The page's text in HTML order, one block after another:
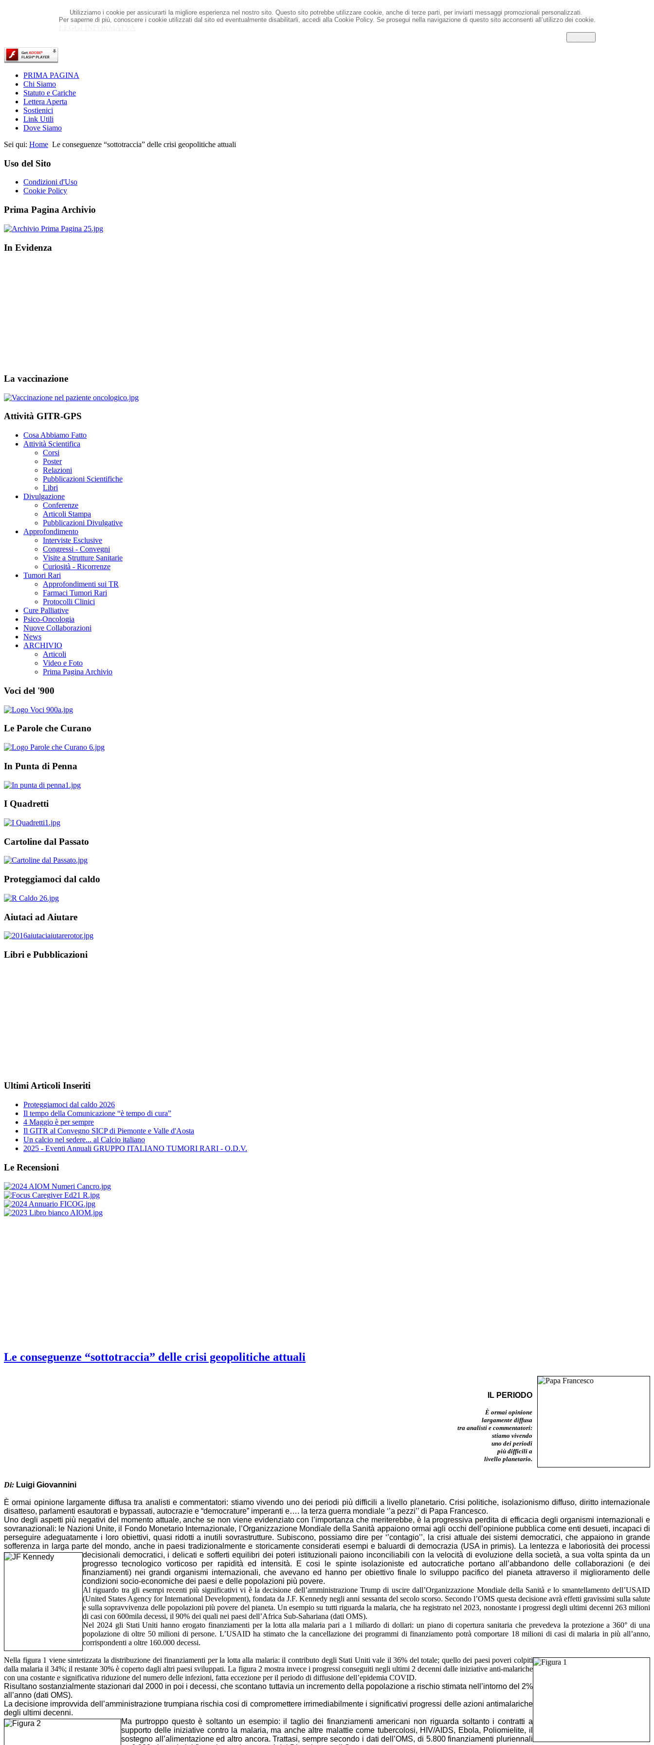
Utilizziamo i cookie per assicurarti la migliore esperienza nel nostro sito. Questo sito potrebbe utilizzare cookie, anche di terze parti, per inviarti messaggi promozionali personalizzati.
Per saperne di più, conoscere i cookie utilizzati dal sito ed eventualmente disabilitarli, accedi alla Cookie Policy. Se prosegui nella navigazione di questo sito acconsenti all’utilizzo dei cookie.
PRIMA PAGINA
Chi Siamo
Statuto e Cariche
Lettera Aperta
Sostienici
Link Utili
Dove Siamo
Sei qui: Home Le conseguenze “sottotraccia” delle crisi geopolitiche attuali
Uso del Sito
Condizioni d'Uso
Cookie Policy
Prima Pagina Archivio
In Evidenza
La vaccinazione
Attività GITR-GPS
Cosa Abbiamo Fatto
Attività Scientifica
Corsi
Poster
Relazioni
Pubblicazioni Scientifiche
Libri
Divulgazione
Conferenze
Articoli Stampa
Pubblicazioni Divulgative
Approfondimento
Interviste Esclusive
Congressi - Convegni
Visite a Strutture Sanitarie
Curiosità - Ricorrenze
Tumori Rari
Approfondimenti sui TR
Farmaci Tumori Rari
Protocolli Clinici
Cure Palliative
Psico-Oncologia
Nuove Collaborazioni
News
ARCHIVIO
Articoli
Video e Foto
Prima Pagina Archivio
Voci del '900
Le Parole che Curano
In Punta di Penna
I Quadretti
Cartoline dal Passato
Proteggiamoci dal caldo
Aiutaci ad Aiutare
Libri e Pubblicazioni
Ultimi Articoli Inseriti
Proteggiamoci dal caldo 2026
Il tempo della Comunicazione “è tempo di cura”
4 Maggio è per sempre
Il GITR al Convegno SICP di Piemonte e Valle d'Aosta
Un calcio nel sedere... al Calcio italiano
2025 - Eventi Annuali GRUPPO ITALIANO TUMORI RARI - O.D.V.
Le Recensioni
Le conseguenze “sottotraccia” delle crisi geopolitiche attuali
IL PERIODO
È ormai opinione
largamente diffusa
tra analisti e commentatori:
stiamo vivendo
uno dei periodi
più difficili a
livello planetario.
Di: Luigi Giovannini
È ormai opinione largamente diffusa tra analisti e commentatori: stiamo vivendo uno dei periodi più difficili a livello planetario. Crisi politiche, isolazionismo diffuso, diritto internazionale
disatteso, parlamenti esautorati e bypassati, autocrazie e “democrature” imperanti e…. la terza guerra mondiale ‘’a pezzi’’ di Papa Francesco.
Uno degli aspetti più negativi del momento attuale, anche se non viene evidenziato con l’importanza che meriterebbe, è la progressiva perdita di efficacia degli organismi internazionali e
sovranazionali: le Nazioni Unite, il Fondo Monetario Internazionale, l’Organizzazione Mondiale della Sanità appaiono ormai agli occhi dell’opinione pubblica come enti desueti, incapaci di
perseguire adeguatamente i loro obiettivi, quasi ridotti a inutili sovrastrutture. Subiscono, possiamo dire per ‘’contagio’’, la crisi attuale dei sistemi democratici, che appaiono in grande
sofferenza in larga parte del mondo, anche in paesi tradizionalmente e storicamente considerati esempi e baluardi di democrazia (USA in primis). La lentezza e laboriosità dei processi
decisionali democratici, i delicati e sofferti equilibri dei poteri istituzionali paiono inconciliabili con la velocità di evoluzione della società, a sua volta spinta da un
progresso tecnologico vorticoso per rapidità ed intensità. E cosi le spinte isolazioniste ed autocratiche portano all’abbandono delle collaborazioni (e dei
finanziamenti) nei grandi organismi internazionali, che avevano ed hanno per obiettivo finale lo sviluppo pacifico del pianeta attraverso il miglioramento delle
condizioni socio-economiche dei paesi e delle popolazioni più povere.
Al riguardo tra gli esempi recenti più significativi vi è la decisione dell’amministrazione Trump di uscire dall’Organizzazione Mondiale della Sanità e lo smantellamento dell’USAID
(United States Agency for International Development), fondata da J.F. Kennedy negli anni sessanta del secolo scorso. Secondo l’OMS questa decisione avrà effetti gravissimi sulla salute
e sulla sopravvivenza delle popolazioni più povere del pianeta. Un esempio su tutti riguarda la malaria, che ha registrato nel 2023, nonostante i progressi degli ultimi decenni 263 milioni
di casi con 600mila decessi, il 90% dei quali nei paesi dell’Africa Sub-Sahariana (dati OMS).
Nel 2024 gli Stati Uniti hanno erogato finanziamenti per la lotta alla malaria pari a 1 miliardo di dollari: un piano di copertura sanitaria che prevedeva la protezione a 360° di una
popolazione di oltre 50 milioni di persone. L’USAID ha stimato che la cancellazione dei programmi di finanziamento potrà comportare 18 milioni di casi di malaria in più all’anno,
corrispondenti a oltre 160.000 decessi.
Nella figura 1 viene sintetizzata la distribuzione dei finanziamenti per la lotta alla malaria: il contributo degli Stati Uniti vale il 36% del totale; quello dei paesi poveri colpiti
dalla malaria il 34%; il restante 30% è coperto dagli altri paesi sviluppati. La figura 2 mostra invece i progressi conseguiti negli ultimi 2 decenni dalle iniziative anti-malariche
con una costante e significativa riduzione del numero delle infezioni, fatta eccezione per il periodo di diffusione dell’epidemia COVID.
Risultano sostanzialmente stazionari dal 2000 in poi i decessi, che scontano tuttavia un incremento della popolazione a rischio stimata nell’intorno del 2%
all’anno (dati OMS).
La decisione improvvida dell’amministrazione trumpiana rischia cosi di compromettere irrimediabilmente i significativi progressi delle azioni antimalariche
degli ultimi decenni.
Ma purtroppo questo è soltanto un esempio: il taglio dei finanziamenti americani non riguarda soltanto i contratti a
supporto delle iniziative contro la malaria, ma anche altre malattie come tubercolosi, HIV/AIDS, Ebola, Poliomielite, il
sostegno all’alimentazione ed altro ancora. Trattasi, sempre secondo i dati dell’OMS, di 5.800 finanziamenti pluriennali